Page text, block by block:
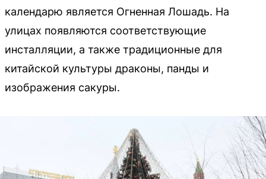
календарю является Огненная Лошадь. На
улицах появляются соответствующие
инсталляции, а также традиционные для
китайской культуры драконы, панды и
изображения сакуры.